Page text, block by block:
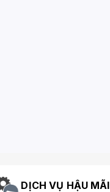
DỊCH VỤ HẬU MÃI